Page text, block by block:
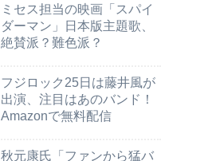
ミセス担当の映画「スパイ
ダーマン」日本版主題歌、
絶賛派？難色派？
フジロック25日は藤井風が
出演、注目はあのバンド！
Amazonで無料配信
秋元康氏「ファンから猛バ